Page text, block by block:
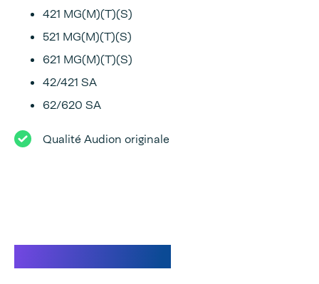
421 MG(M)(T)(S)
521 MG(M)(T)(S)
621 MG(M)(T)(S)
42/421 SA
62/620 SA
Qualité Audion originale